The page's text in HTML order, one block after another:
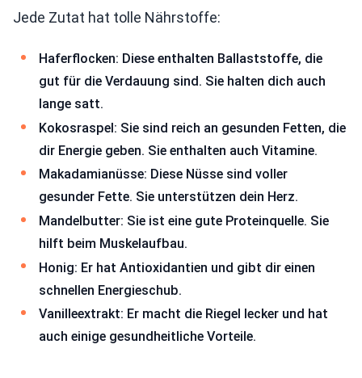
Jede Zutat hat tolle Nährstoffe:
Haferflocken: Diese enthalten Ballaststoffe, die
gut für die Verdauung sind. Sie halten dich auch
lange satt.
Kokosraspel: Sie sind reich an gesunden Fetten, die
dir Energie geben. Sie enthalten auch Vitamine.
Makadamianüsse: Diese Nüsse sind voller
gesunder Fette. Sie unterstützen dein Herz.
Mandelbutter: Sie ist eine gute Proteinquelle. Sie
hilft beim Muskelaufbau.
Honig: Er hat Antioxidantien und gibt dir einen
schnellen Energieschub.
Vanilleextrakt: Er macht die Riegel lecker und hat
auch einige gesundheitliche Vorteile.